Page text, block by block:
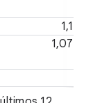
1,1
1,07